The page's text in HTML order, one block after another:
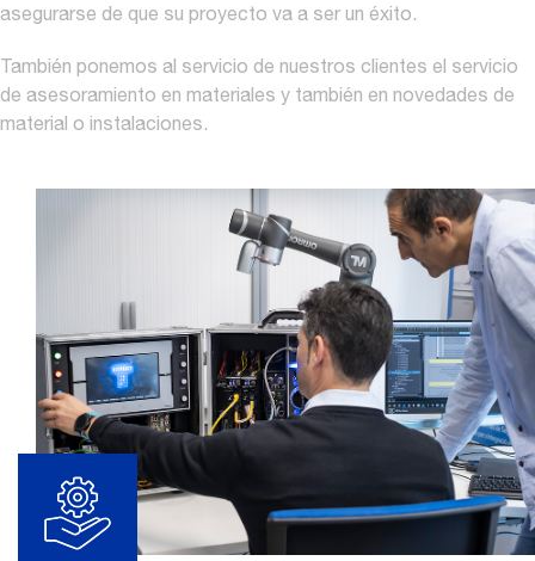
asegurarse de que su proyecto va a ser un éxito.
También ponemos al servicio de nuestros clientes el servicio
de asesoramiento en materiales y también en novedades de
material o instalaciones.